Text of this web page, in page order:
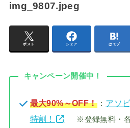
img_9807.jpeg
ポスト シェア はてブ
キャンペーン開催中！
最大90%～OFF！： アソ
特割！
※登録無料・